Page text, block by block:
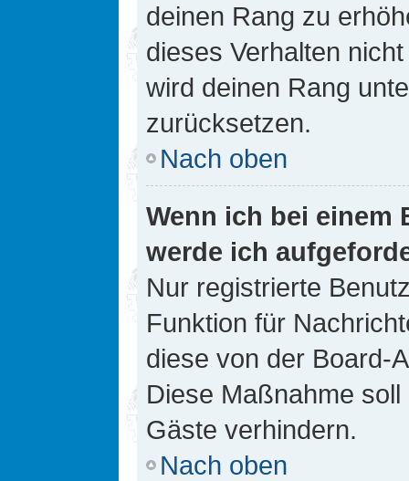
deinen Rang zu
dieses Verhalten
wird deinen Rang
zurücksetzen.
Nach oben
Wenn ich bei einem
werde ich
Nur registrierte
Funktion für
diese von der Board-
Diese Maßnahme
Gäste verhindern.
Nach oben